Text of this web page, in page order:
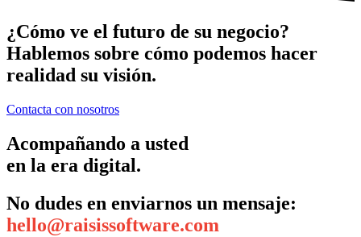
¿Cómo ve el futuro de su negocio?
Hablemos sobre cómo podemos hacer
realidad su visión.
Contacta con nosotros
Acompañando a usted
en la era digital.
No dudes en enviarnos un mensaje:
hello@raisissoftware.com